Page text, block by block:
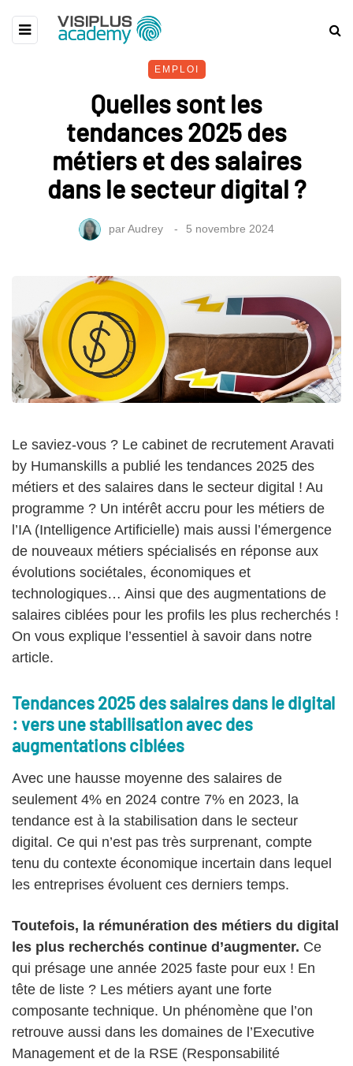
EMPLOI
Quelles sont les
tendances 2025 des
métiers et des salaires
dans le secteur digital ?
parAudrey 5 novembre 2024
Le saviez-vous ? Le cabinet de recrutement Aravati
by Humanskills a publié les tendances 2025 des
métiers et des salaires dans le secteur digital ! Au
programme ? Un intérêt accru pour les métiers de
l’IA (Intelligence Artificielle) mais aussi l’émergence
de nouveaux métiers spécialisés en réponse aux
évolutions sociétales, économiques et
technologiques… Ainsi que des augmentations de
salaires ciblées pour les profils les plus recherchés !
On vous explique l’essentiel à savoir dans notre
article.
Tendances 2025 des salaires dans le digital
: vers une stabilisation avec des
augmentations ciblées
Avec une hausse moyenne des salaires de
seulement 4% en 2024 contre 7% en 2023, la
tendance est à la stabilisation dans le secteur
digital. Ce qui n’est pas très surprenant, compte
tenu du contexte économique incertain dans lequel
les entreprises évoluent ces derniers temps.
Toutefois, la rémunération des métiers du digital
les plus recherchés continue d’augmenter. Ce
qui présage une année 2025 faste pour eux ! En
tête de liste ? Les métiers ayant une forte
composante technique. Un phénomène que l’on
retrouve aussi dans les domaines de l’Executive
Management et de la RSE (Responsabilité